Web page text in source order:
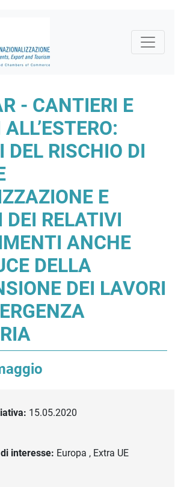
- CANTIERI E
RISCHIO DI
E
DEI RELATIVI
ANCHE
DELLA
DEI LAVORI
15.05.2020
interesse: Europa , Extra UE